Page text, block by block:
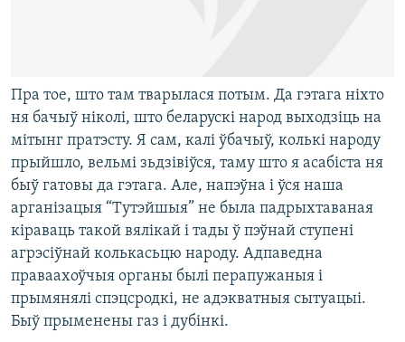
Пра тое, што там тварылася потым. Да гэтага ніхто
ня бачыў ніколі, што беларускі народ выходзіць на
мітынг пратэсту. Я сам, калі ўбачыў, колькі народу
прыйшло, вельмі зьдзівіўся, таму што я асабіста ня
быў гатовы да гэтага. Але, напэўна і ўся наша
арганізацыя “Тутэйшыя” не была падрыхтаваная
кіраваць такой вялікай і тады ў пэўнай ступені
агрэсіўнай колькасьцю народу. Адпаведна
праваахоўчыя органы былі перапужаныя і
прымянялі спэцсродкі, не адэкватныя сытуацыі.
Быў прыменены газ і дубінкі.